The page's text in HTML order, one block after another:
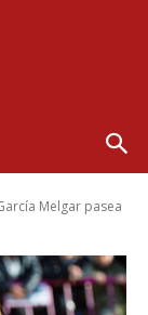
Melgar pasea